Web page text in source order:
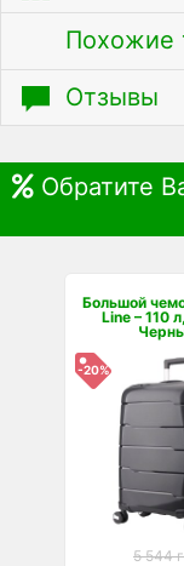
Похожие
Отзывы
Обратите
Большой
Line – 110
-20%
5 544